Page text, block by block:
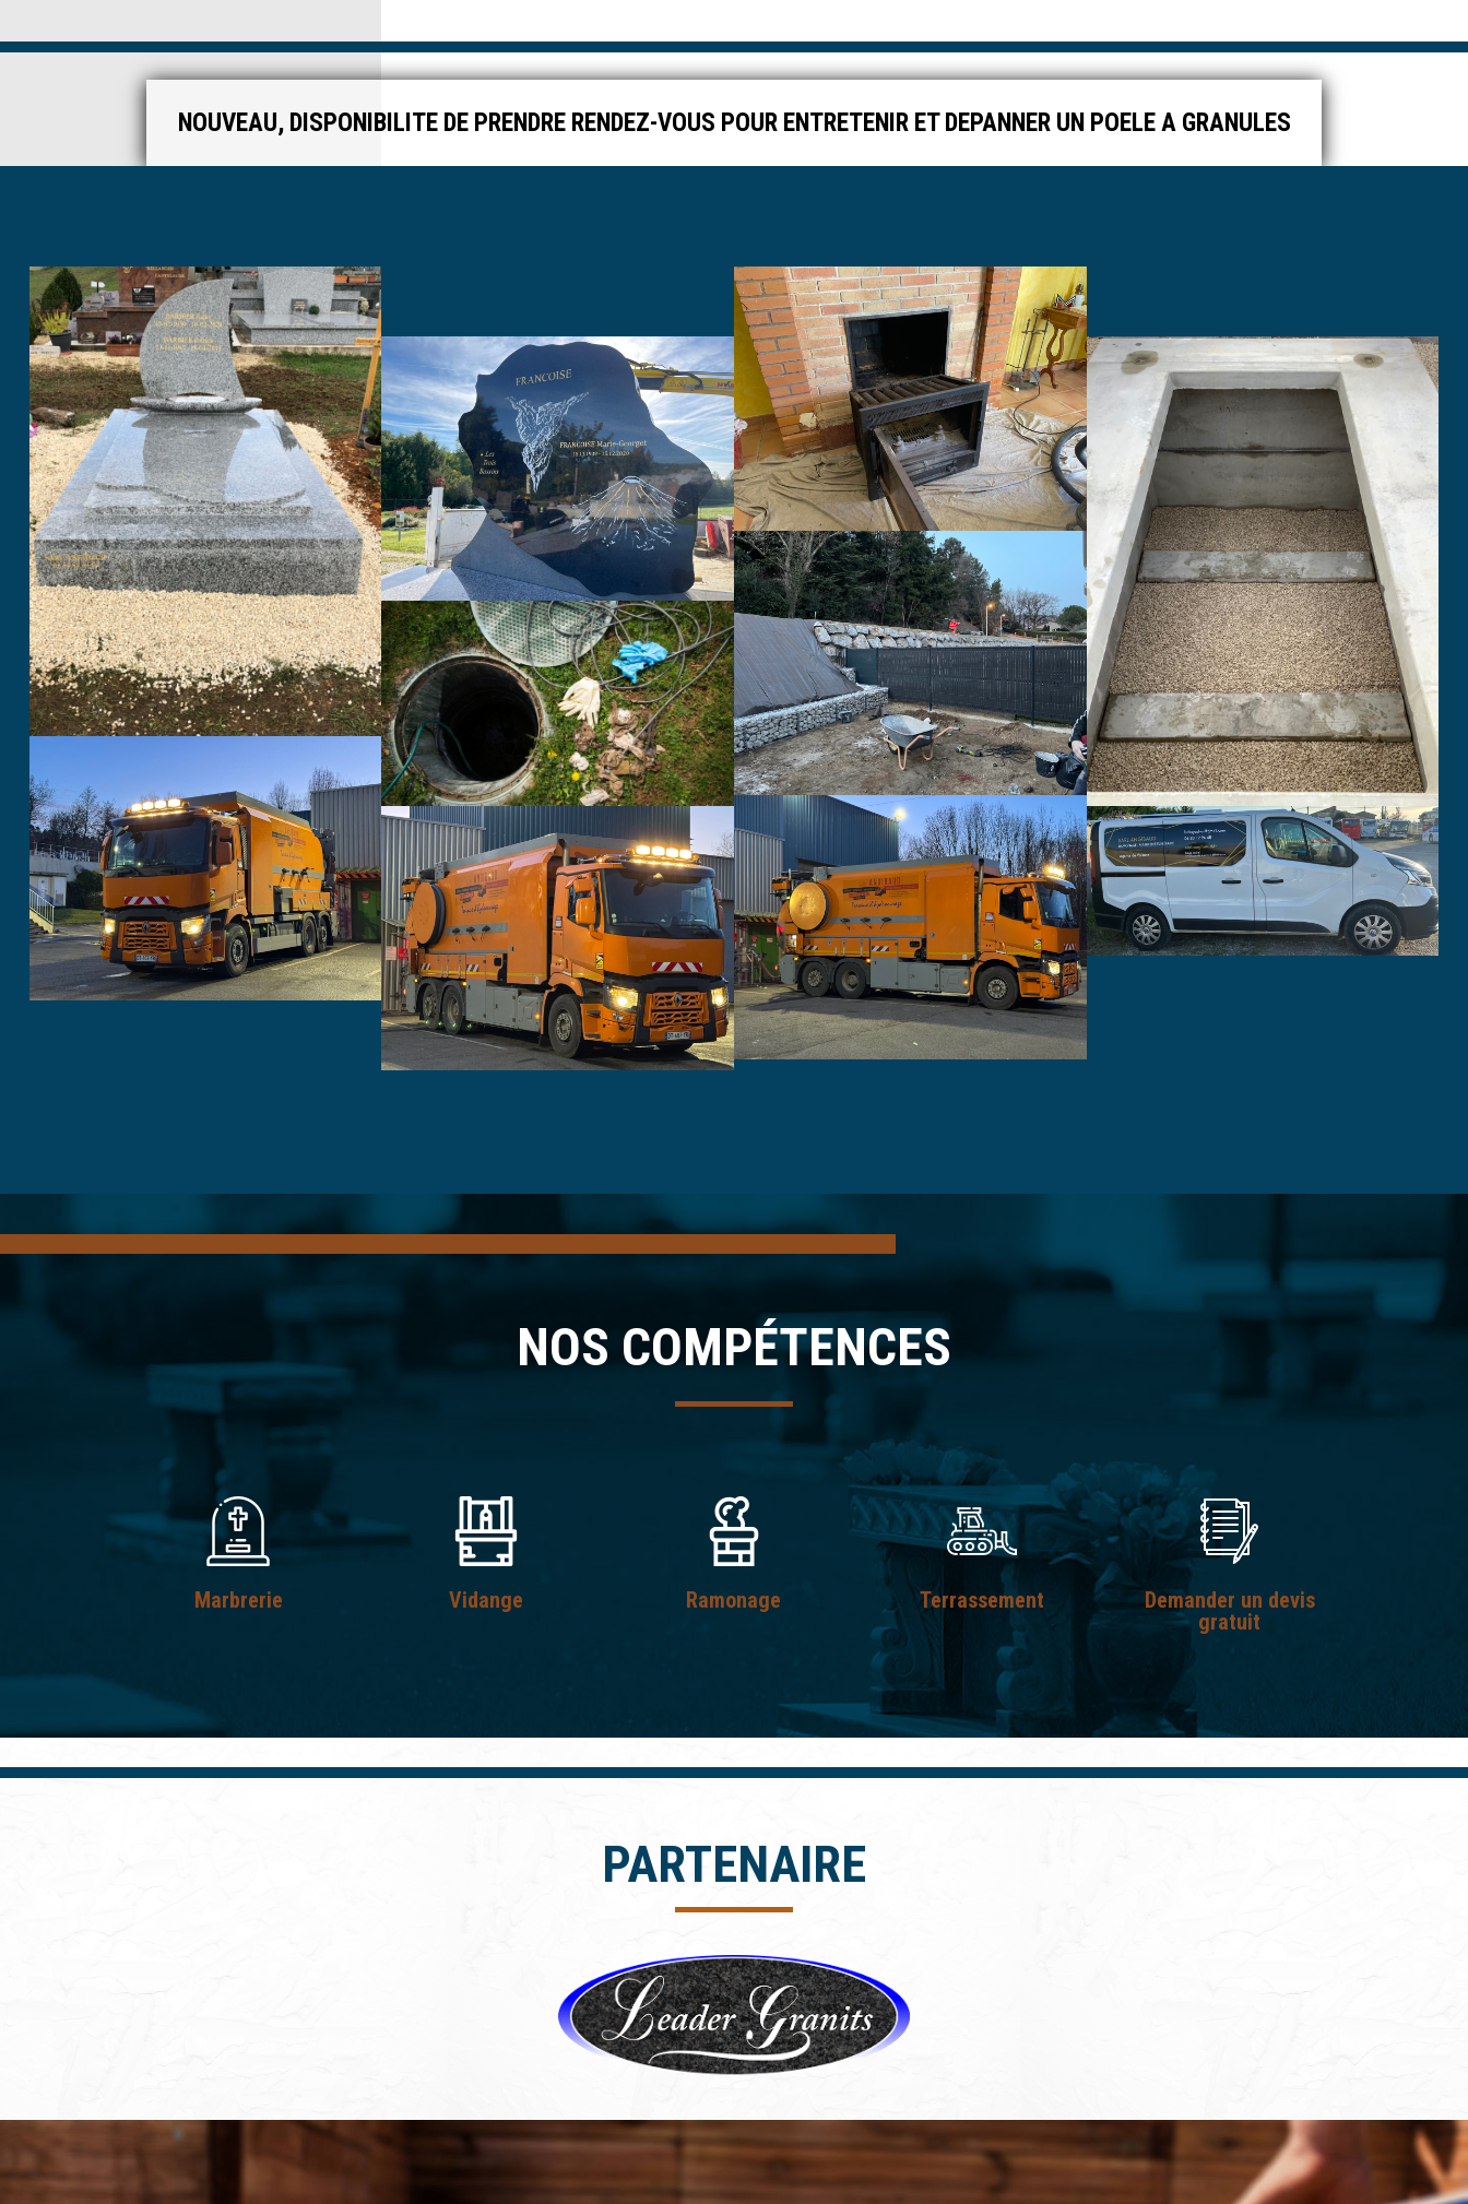
NOUVEAU, DISPONIBILITE DE PRENDRE RENDEZ-VOUS POUR ENTRETENIR ET DEPANNER UN POELE A GRANULES
NOS COMPÉTENCES
Marbrerie Vidange Ramonage Terrassement
Demander un devis
gratuit
PARTENAIRE